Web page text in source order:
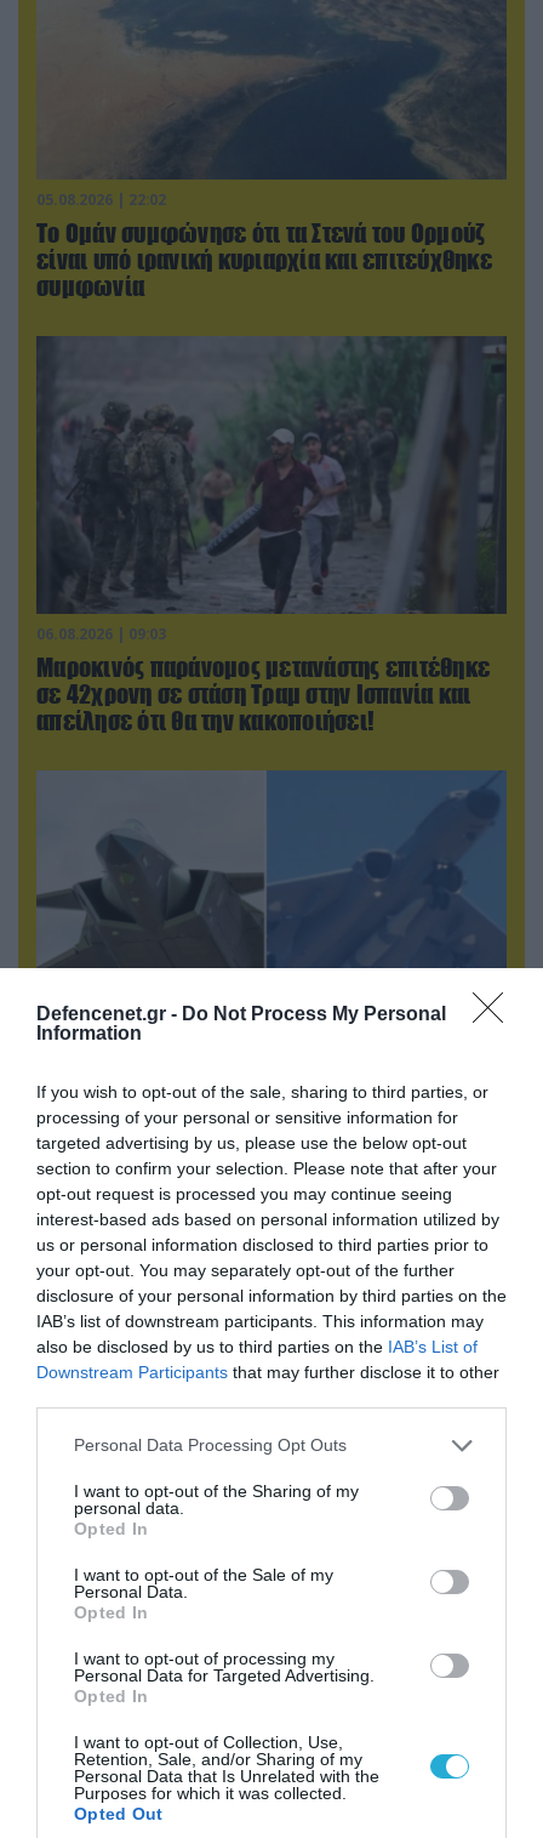
Defencenet.gr - Do Not Process My Personal
Information
If you wish to opt-out of the sale, sharing to third parties, or
processing of your personal or sensitive information for
targeted advertising by us, please use the below opt-out
section to confirm your selection. Please note that after your
opt-out request is processed you may continue seeing
interest-based ads based on personal information utilized by
us or personal information disclosed to third parties prior to
your opt-out. You may separately opt-out of the further
disclosure of your personal information by third parties on the
IAB’s list of downstream participants. This information may
also be disclosed by us to third parties on the IAB’s List of
Downstream Participants that may further disclose it to other
Please note that this website/app uses one or more Google
not limited to your visit or usage behaviour. You may click to
grant or deny consent to Google and its third-party tags to
use your data for below specified purposes in below Google
consent section.
Personal Data Processing Opt Outs
I want to opt-out of the Sharing of my
personal data.
Opted In
I want to opt-out of the Sale of my
Personal Data.
Opted In
I want to opt-out of processing my
Personal Data for Targeted Advertising.
Opted In
I want to opt-out of Collection, Use,
Retention, Sale, and/or Sharing of my
Personal Data that Is Unrelated with the
Purposes for which it was collected.
Opted Out
05.08.2026 | 22:02
Το Ομάν συμφώνησε ότι τα Στενά του Ορμούζ
είναι υπό ιρανική κυριαρχία και επιτεύχθηκε
συμφωνία
06.08.2026 | 09:03
Μαροκινός παράνομος μετανάστης επιτέθηκε
σε 42χρονη σε στάση Τραμ στην Ισπανία και
απείλησε ότι θα την κακοποιήσει!
Η Κίνα επέδειξε για πρώτη φορά την
αεροπορική πυρηνική της τριάδα και
προκάλεσε διεθνές σοκ – Δείτε βίντεο
06.08.2026 | 09:02
ΗΠΑ: Το τελευταίο μήνυμα της μητέρας στον
πρώην σύζυγό της πριν από τη δολοφονία των
4 παιδιών τους – «Έχουν ίωση»